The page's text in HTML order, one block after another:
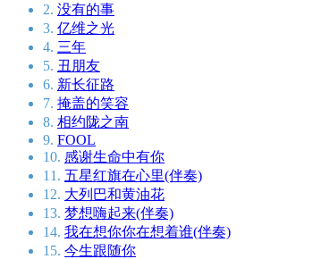
2. 没有的事
3. 亿维之光
4. 三年
5. 丑朋友
6. 新长征路
7. 掩盖的笑容
8. 相约陇之南
9. FOOL
10. 感谢生命中有你
11. 五星红旗在心里(伴奏)
12. 大列巴和黄油花
13. 梦想嗨起来(伴奏)
14. 我在想你你在想着谁(伴奏)
15. 今生跟随你